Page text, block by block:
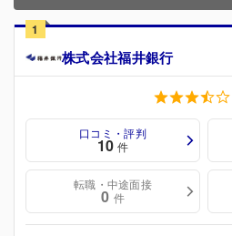
1
株式会社福井銀行
口コミ・評判
10 件
転職・中途面接
0 件